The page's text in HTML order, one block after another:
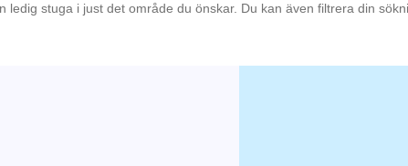
stuga i just det område du önskar. Du kan även filtrera din